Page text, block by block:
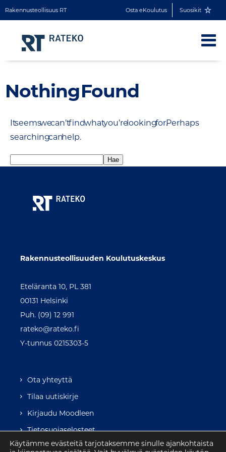
Rakennusteollisuus RT Osta eKoulutus Suosikit
Nothing Found
It seems we can’t find what you’re looking for. Perhaps
searching can help.
Rakennusteollisuuden Koulutuskeskus
Eteläranta 10, PL 381
00131 Helsinki
Puh. (09) 12 991
rateko@rateko.fi
Y-tunnus 0215303-5
Ota yhteyttä
Tilaa uutiskirje
Kirjaudu Moodleen
Tietosuojaselosteet
Käytämme evästeitä tarjotaksemme sinulle ajankohtaista